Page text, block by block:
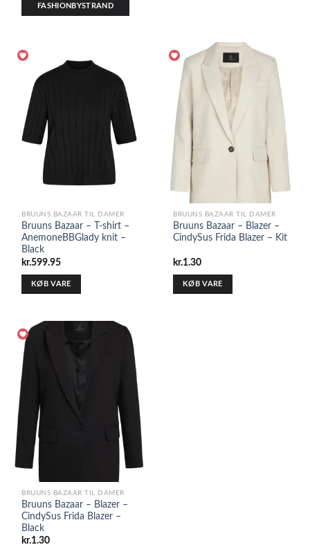
FASHIONBYSTRAND
BRUUNS BAZAAR TIL DAMER
Bruuns Bazaar – T-shirt –
AnemoneBBGlady knit –
Black
kr.599.95
KØB VARE
BRUUNS BAZAAR TIL DAMER
Bruuns Bazaar – Blazer –
CindySus Frida Blazer – Kit
kr.1.30
KØB VARE
BRUUNS BAZAAR TIL DAMER
Bruuns Bazaar – Blazer –
CindySus Frida Blazer –
Black
kr.1.30